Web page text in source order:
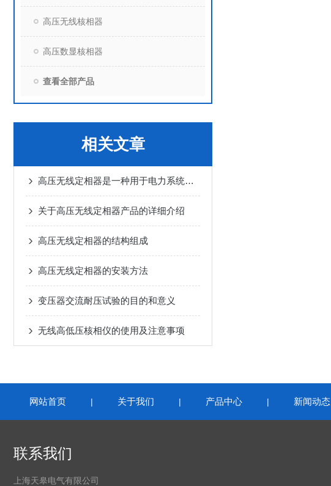
高压无线核相器
高压数显核相器
查看全部产品
相关文章
高压无线定相器是一种用于电力系统的高压电力线路与变压器等大型设备相位核对的仪器
关于高压无线定相器产品的详细介绍
高压无线定相器的结构组成
高压无线定相器的安装方法
变压器交流耐压试验的目的和意义
无线高低压核相仪的使用及注意事项
网站首页 | 关于我们 | 产品中心 | 新闻动态
联系我们
上海天皋电气有限公司